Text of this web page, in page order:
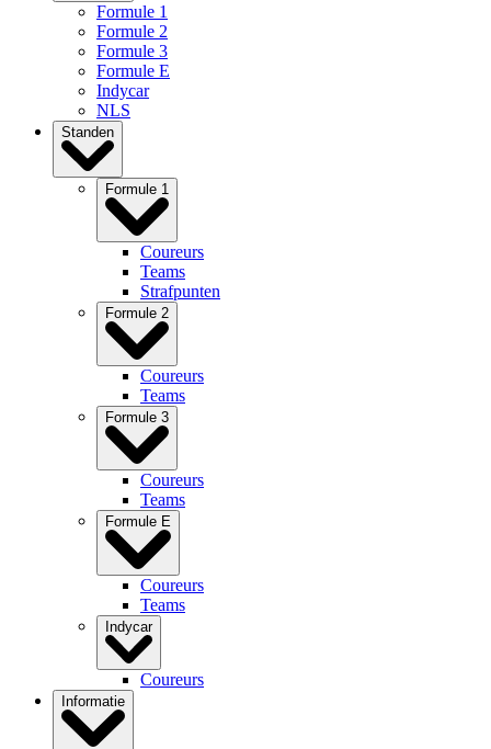
Formule 1
Formule 2
Formule 3
Formule E
Indycar
NLS
Standen
Formule 1
Coureurs
Teams
Strafpunten
Formule 2
Coureurs
Teams
Formule 3
Coureurs
Teams
Formule E
Coureurs
Teams
Indycar
Coureurs
Informatie